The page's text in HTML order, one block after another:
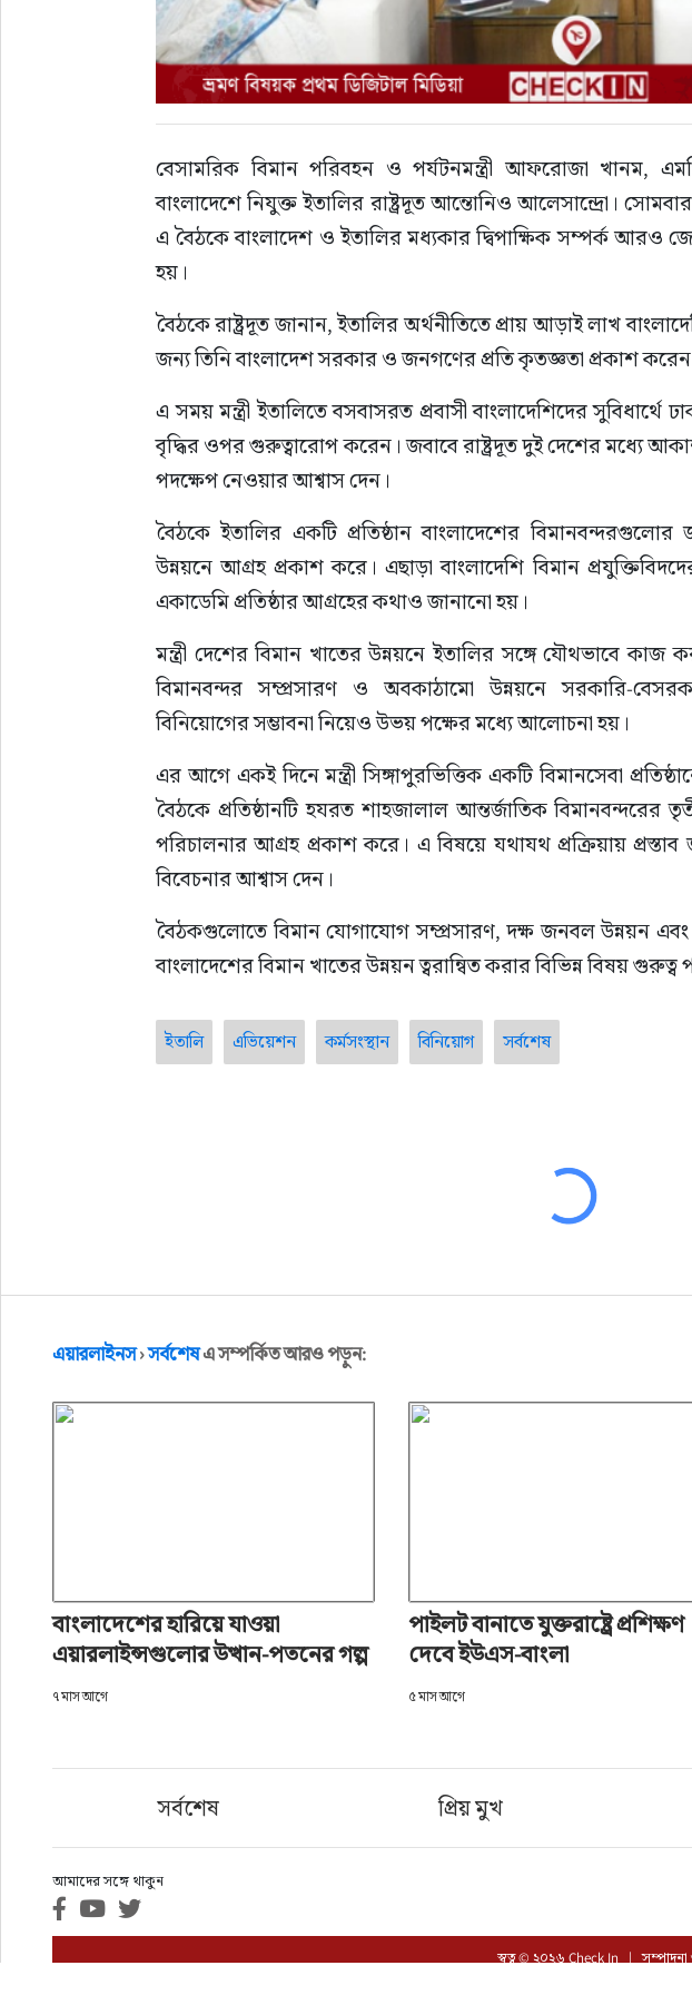
বেসামরিক বিমান পরিবহন ও পর্যটনমন্ত্রী আফরোজা খানম,
বাংলাদেশে নিযুক্ত ইতালির রাষ্ট্রদূত আন্তোনিও আলেসান্দ্রো।
এ বৈঠকে বাংলাদেশ ও ইতালির মধ্যকার দ্বিপাক্ষিক সম্পর্ক আরও
হয়।
বৈঠকে রাষ্ট্রদূত জানান, ইতালির অর্থনীতিতে প্রায় আড়াই লাখ
জন্য তিনি বাংলাদেশ সরকার ও জনগণের প্রতি কৃতজ্ঞতা প্রকাশ
এ সময় মন্ত্রী ইতালিতে বসবাসরত প্রবাসী বাংলাদেশিদের সুবিধার্থে
বৃদ্ধির ওপর গুরুত্বারোপ করেন। জবাবে রাষ্ট্রদূত দুই দেশের মধ্যে
পদক্ষেপ নেওয়ার আশ্বাস দেন।
বৈঠকে ইতালির একটি প্রতিষ্ঠান বাংলাদেশের বিমানবন্দরগুলোর
উন্নয়নে আগ্রহ প্রকাশ করে। এছাড়া বাংলাদেশি বিমান
একাডেমি প্রতিষ্ঠার আগ্রহের কথাও জানানো হয়।
মন্ত্রী দেশের বিমান খাতের উন্নয়নে ইতালির সঙ্গে যৌথভাবে কাজ
বিমানবন্দর সম্প্রসারণ ও অবকাঠামো উন্নয়নে সরকারি-
বিনিয়োগের সম্ভাবনা নিয়েও উভয় পক্ষের মধ্যে আলোচনা হয়।
এর আগে একই দিনে মন্ত্রী সিঙ্গাপুরভিত্তিক একটি বিমানসেবা
বৈঠকে প্রতিষ্ঠানটি হযরত শাহজালাল আন্তর্জাতিক বিমানবন্দরের
পরিচালনার আগ্রহ প্রকাশ করে। এ বিষয়ে যথাযথ প্রক্রিয়ায় প্রস্তাব
বিবেচনার আশ্বাস দেন।
বৈঠকগুলোতে বিমান যোগাযোগ সম্প্রসারণ, দক্ষ জনবল উন্নয়ন এবং
বাংলাদেশের বিমান খাতের উন্নয়ন ত্বরান্বিত করার বিভিন্ন বিষয় গুরুত্ব
ইতালি এভিয়েশন কর্মসংস্থান বিনিয়োগ সর্বশেষ
এয়ারলাইনস›সর্বশেষএ সম্পর্কিত আরও পড়ুন:
বাংলাদেশের হারিয়ে যাওয়া
এয়ারলাইন্সগুলোর উত্থান-পতনের গল্প
৭ মাস আগে
পাইলট বানাতে যুক্তরাষ্ট্রে প্রশিক্ষণ
দেবে ইউএস-বাংলা
৫ মাস আগে
সর্বশেষ প্রিয় মুখ
আমাদের সঙ্গে থাকুন
স্বত্ব © ২০২৬ Check In |